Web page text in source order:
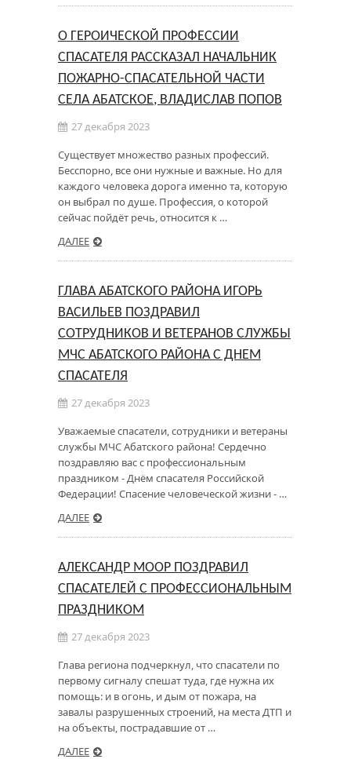
О ГЕРОИЧЕСКОЙ ПРОФЕССИИ
СПАСАТЕЛЯ РАССКАЗАЛ НАЧАЛЬНИК
ПОЖАРНО-СПАСАТЕЛЬНОЙ ЧАСТИ
СЕЛА АБАТСКОЕ, ВЛАДИСЛАВ ПОПОВ
27 декабря 2023
Существует множество разных профессий.
Бесспорно, все они нужные и важные. Но для
каждого человека дорога именно та, которую
он выбрал по душе. Профессия, о которой
сейчас пойдёт речь, относится к …
ДАЛЕЕ
ГЛАВА АБАТСКОГО РАЙОНА ИГОРЬ
ВАСИЛЬЕВ ПОЗДРАВИЛ
СОТРУДНИКОВ И ВЕТЕРАНОВ СЛУЖБЫ
МЧС АБАТСКОГО РАЙОНА С ДНЕМ
СПАСАТЕЛЯ
27 декабря 2023
Уважаемые спасатели, сотрудники и ветераны
службы МЧС Абатского района! Сердечно
поздравляю вас с профессиональным
праздником - Днём спасателя Российской
Федерации! Спасение человеческой жизни - …
ДАЛЕЕ
АЛЕКСАНДР МООР ПОЗДРАВИЛ
СПАСАТЕЛЕЙ С ПРОФЕССИОНАЛЬНЫМ
ПРАЗДНИКОМ
27 декабря 2023
Глава региона подчеркнул, что спасатели по
первому сигналу спешат туда, где нужна их
помощь: и в огонь, и дым от пожара, на
завалы разрушенных строений, на места ДТП и
на объекты, пострадавшие от …
ДАЛЕЕ